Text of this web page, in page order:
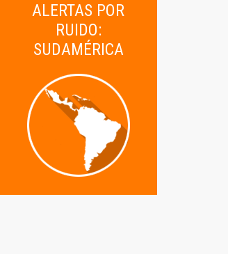
ALERTAS POR
RUIDO:
SUDAMÉRICA